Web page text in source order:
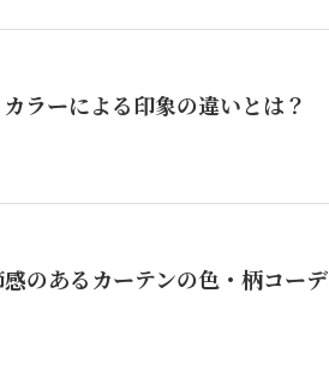
ラーによる印象の違いとは？
のあるカーテンの色・柄コーデ